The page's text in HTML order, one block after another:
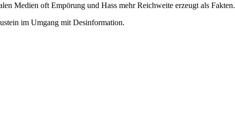
Medien oft Empörung und Hass mehr Reichweite erzeugt als Fakten.
im Umgang mit Desinformation.